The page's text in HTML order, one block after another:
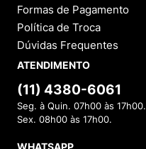
Formas de Pagamento
Política de Troca
Dúvidas Frequentes
ATENDIMENTO
(11) 4380-6061
Seg. à Quin. 07h00 às 17h00.
Sex. 08h00 às 17h00.